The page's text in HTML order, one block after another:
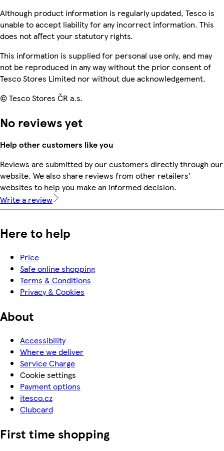
Although product information is regularly updated, Tesco is
unable to accept liability for any incorrect information. This
does not affect your statutory rights.
This information is supplied for personal use only, and may
not be reproduced in any way without the prior consent of
Tesco Stores Limited nor without due acknowledgement.
© Tesco Stores ČR a.s.
No reviews yet
Help other customers like you
Reviews are submitted by our customers directly through our
website. We also share reviews from other retailers'
websites to help you make an informed decision.
Write a review
Here to help
Price
Safe online shopping
Terms & Conditions
Privacy & Cookies
About
Accessibility
Where we deliver
Service Charge
Cookie settings
Payment options
itesco.cz
Clubcard
First time shopping